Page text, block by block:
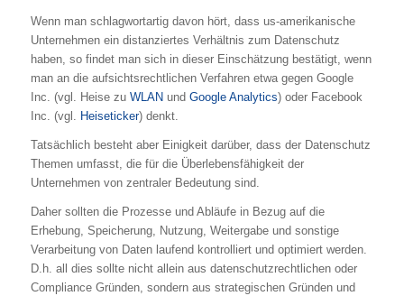
Wenn man schlagwortartig davon hört, dass us-amerikanische
Unternehmen ein distanziertes Verhältnis zum Datenschutz
haben, so findet man sich in dieser Einschätzung bestätigt, wenn
man an die aufsichtsrechtlichen Verfahren etwa gegen Google
Inc. (vgl. Heise zu WLAN und Google Analytics) oder Facebook
Inc. (vgl. Heiseticker) denkt.
Tatsächlich besteht aber Einigkeit darüber, dass der Datenschutz
Themen umfasst, die für die Überlebensfähigkeit der
Unternehmen von zentraler Bedeutung sind.
Daher sollten die Prozesse und Abläufe in Bezug auf die
Erhebung, Speicherung, Nutzung, Weitergabe und sonstige
Verarbeitung von Daten laufend kontrolliert und optimiert werden.
D.h. all dies sollte nicht allein aus datenschutzrechtlichen oder
Compliance Gründen, sondern aus strategischen Gründen und